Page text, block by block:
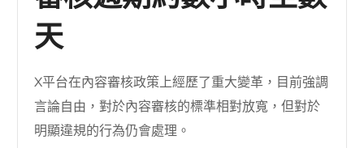
天
X平台在內容審核政策上經歷了重大變革，目前強調
言論自由，對於內容審核的標準相對放寬，但對於
明顯違規的行為仍會處理。